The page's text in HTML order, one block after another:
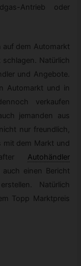
Antrieb oder
dem Automarkt
Natürlich
und Angebote.
Automarkt und in
verkaufen
jemanden aus
nur freundlich,
mit dem Markt und
Autohändler
einen Bericht
Natürlich
Topp Marktpreis